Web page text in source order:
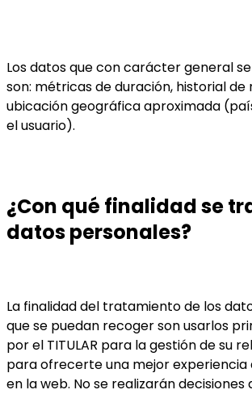
Los datos que con carácter general
son: métricas de duración, historial de
ubicación geográfica aproximada
el usuario).
¿Con qué finalidad se
datos personales?
La finalidad del tratamiento de los
que se puedan recoger son usarlos
por el TITULAR para la gestión de su
para ofrecerte una mejor experiencia
en la web. No se realizarán